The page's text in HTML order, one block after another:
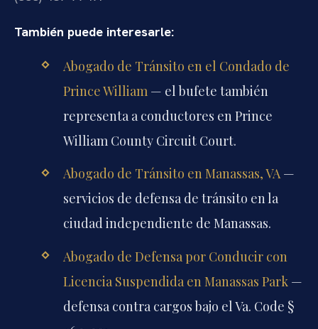
También puede interesarle:
Abogado de Tránsito en el Condado de
Prince William— el bufete también
representa a conductores en Prince
William County Circuit Court.
Abogado de Tránsito en Manassas, VA—
servicios de defensa de tránsito en la
ciudad independiente de Manassas.
Abogado de Defensa por Conducir con
Licencia Suspendida en Manassas Park —
defensa contra cargos bajo el Va. Code §